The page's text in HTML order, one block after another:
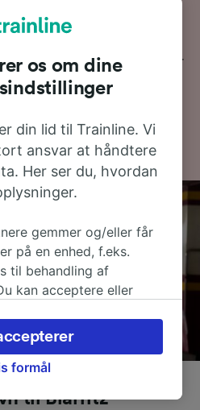
så læs videre om
du finder billige billetter
deriblandt de første og
til bestilling? Lav en
til Biarritz
os om dine
din lid til Trainline. Vi
ansvar at håndtere
Her ser du, hvordan
gemmer og/eller får
på en enhed, f.eks.
til behandling af
kan acceptere eller
gøre indsigelse, hvor
eller når som helst på
Disse valg
vil ikke blive brugt til
formål